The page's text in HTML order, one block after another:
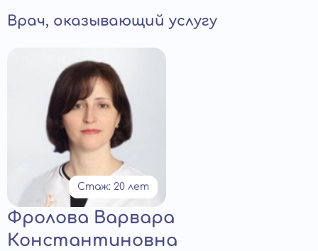
Врач, оказывающий услугу
Стаж: 20 лет
Фролова Варвара
Константиновна